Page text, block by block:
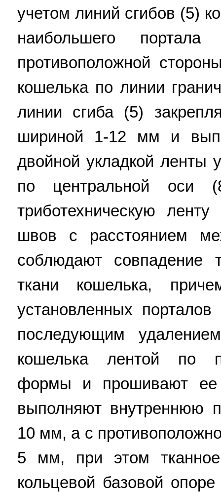
учетом линий сгибов (5)
наибольшего
противоположной
кошелька по линии
линии сгиба (5)
шириной 1-12 мм и
двойной укладкой
по центральной оси
триботехническую
швов с расстоянием
соблюдают совпадение
ткани кошелька,
установленных
последующим
кошелька лентой по
формы и прошивают ее
выполняют внутреннюю
10 мм, а с
5 мм, при этом
кольцевой базовой